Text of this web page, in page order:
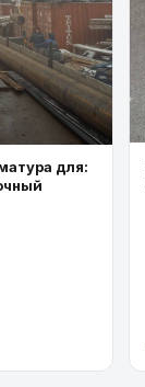
для: